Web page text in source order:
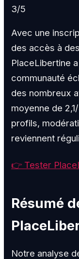
3/5
Avec une
des accès à
PlaceLibertine
communauté
des nombreux
moyenne de
profils,
reviennent
👉 Tester
Résumé
Notre analyse